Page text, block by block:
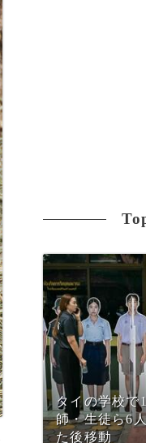
タイの学校で
師・生徒ら6
た後移動